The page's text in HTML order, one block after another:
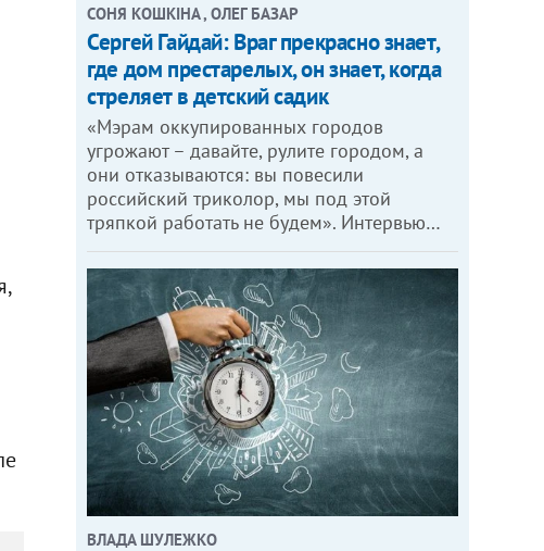
СОНЯ КОШКІНА , ОЛЕГ БАЗАР
Сергей Гайдай: Враг прекрасно знает,
где дом престарелых, он знает, когда
стреляет в детский садик
«Мэрам оккупированных городов
угрожают – давайте, рулите городом, а
они отказываются: вы повесили
российский триколор, мы под этой
тряпкой работать не будем». Интервью…
ВЛАДА ШУЛЕЖКО